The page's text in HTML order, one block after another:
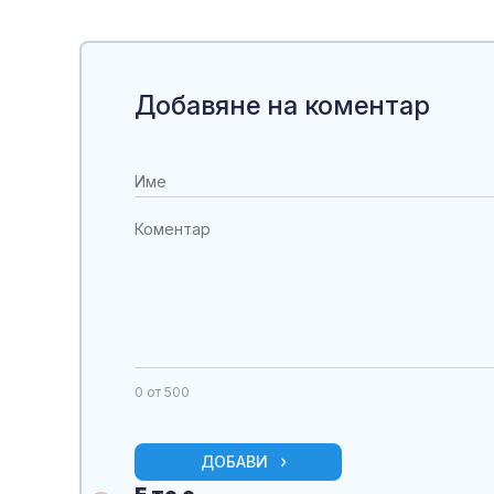
Добавяне на коментар
0 от 500
ДОБАВИ